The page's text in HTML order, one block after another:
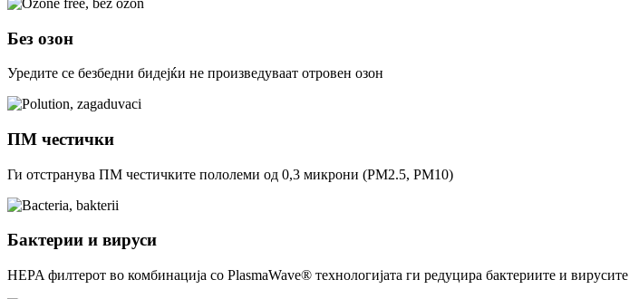
Без озон
Уредите се безбедни бидејќи не произведуваат отровен озон
ПМ честички
Ги отстранува ПМ честичките пололеми од 0,3 микрони (PM2.5, PM10)
Бактерии и вируси
HEPA филтерот во комбинација со PlasmaWave® технологијата ги редуцира бактериите и вирусите